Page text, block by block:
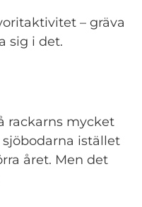
– gräva
sig i det.
rackarns mycket
istället
året. Men det